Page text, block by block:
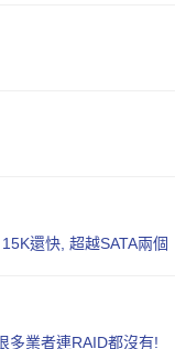
還快, 超越SATA兩個
多業者連RAID都沒有!